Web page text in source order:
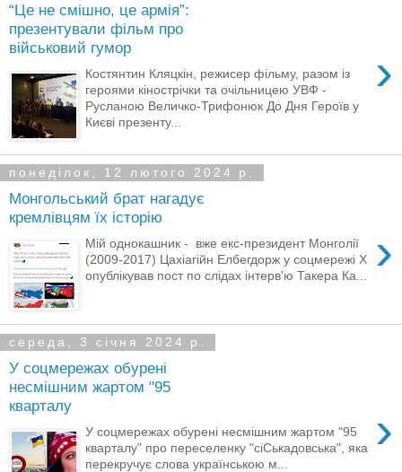
“Це не смішно, це армія”:
презентували фільм про
військовий гумор
›
Костянтин Кляцкін, режисер фільму, разом із
героями кінострічки та очільницею УВФ -
Русланою Величко-Трифонюк До Дня Героїв у
Києві презенту...
понеділок, 12 лютого 2024 р.
Монгольський брат нагадує
кремлівцям їх історію
›
Мій однокашник - вже екс-президент Монголії
(2009-2017) Цахіагійн Елбегдорж у соцмережі X
опублікував пост по слідах інтерв'ю Такера Ка...
середа, 3 січня 2024 р.
У соцмережах обурені
несмішним жартом "95
кварталу
›
У соцмережах обурені несмішним жартом "95
кварталу" про переселенку "сіСькадовська", яка
перекручує слова українською м...